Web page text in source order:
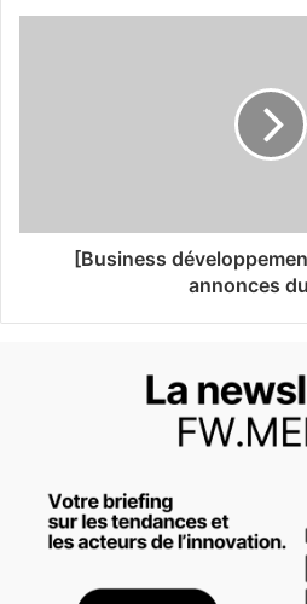
[Business
annonces